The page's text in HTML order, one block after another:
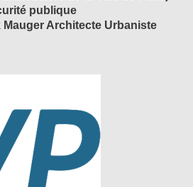
publique
Architecte Urbaniste